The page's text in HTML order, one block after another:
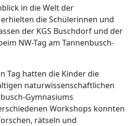
in die Welt der
die Schülerinnen und
der KGS Buschdorf und der
NW-Tag am Tannenbusch-
Tag hatten die Kinder die
naturwissenschaftlichen
Gymnasiums
Workshops konnten
rätseln und